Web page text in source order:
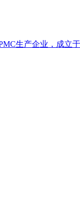
生产企业，成立